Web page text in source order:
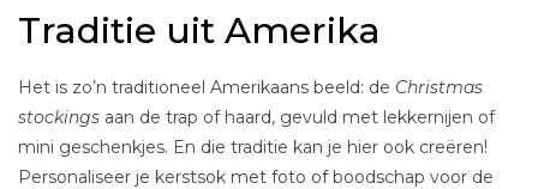
Traditie uit Amerika
Het is zo’n traditioneel Amerikaans beeld: de Christmas
stockings aan de trap of haard, gevuld met lekkernijen of
mini geschenkjes. En die traditie kan je hier ook creëren!
Personaliseer je kerstsok met foto of boodschap voor de